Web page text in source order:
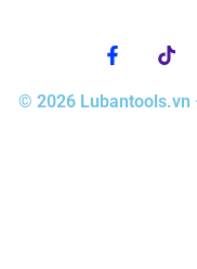
© 2026 Lubantools.vn